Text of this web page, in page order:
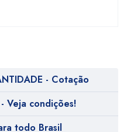
- Cotação
- Veja condições!
todo Brasil